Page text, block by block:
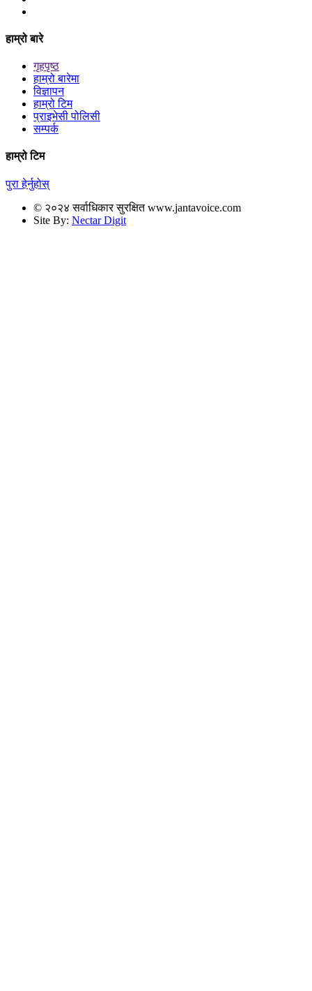
हाम्रो बारे
गृहपृष्ठ
हाम्रो बारेमा
विज्ञापन
हाम्रो टिम
प्राइभेसी पोलिसी
सम्पर्क
हाम्रो टिम
पुरा हेर्नुहोस्
© २०२४ सर्वाधिकार सुरक्षित www.jantavoice.com
Site By: Nectar Digit